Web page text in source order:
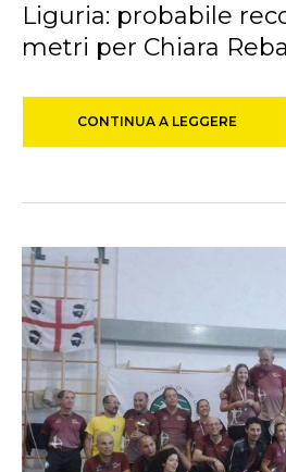
Liguria: probabile
metri per Chiara
CONTINUA A LEGGERE